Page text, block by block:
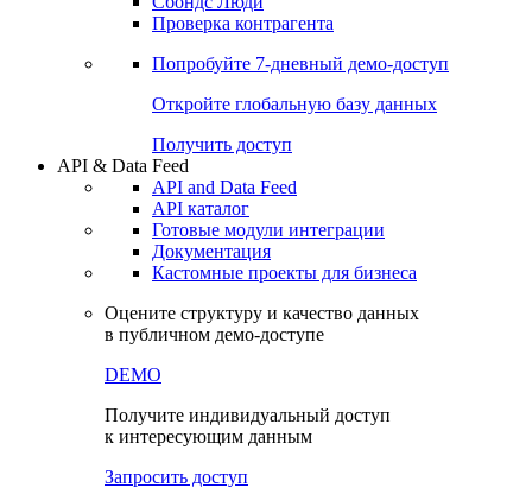
Проверка контрагента
Попробуйте 7-дневный демо-доступ
Откройте глобальную базу данных
Получить доступ
API & Data Feed
API and Data Feed
API каталог
Готовые модули интеграции
Документация
Кастомные проекты для бизнеса
Оцените структуру и качество данных
в публичном демо-доступе
DEMO
Получите индивидуальный доступ
к интересующим данным
Запросить доступ